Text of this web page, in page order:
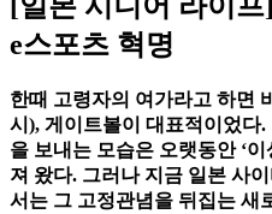
[일본 시니어 라이
e스포츠 혁명
한때 고령자의 여가라고 하면
시), 게이트볼이 대표적이었다
을 보내는 모습은 오랫동안 ‘
져 왔다. 그러나 지금 일본 사
서는 그 고정관념을 뒤집는 새